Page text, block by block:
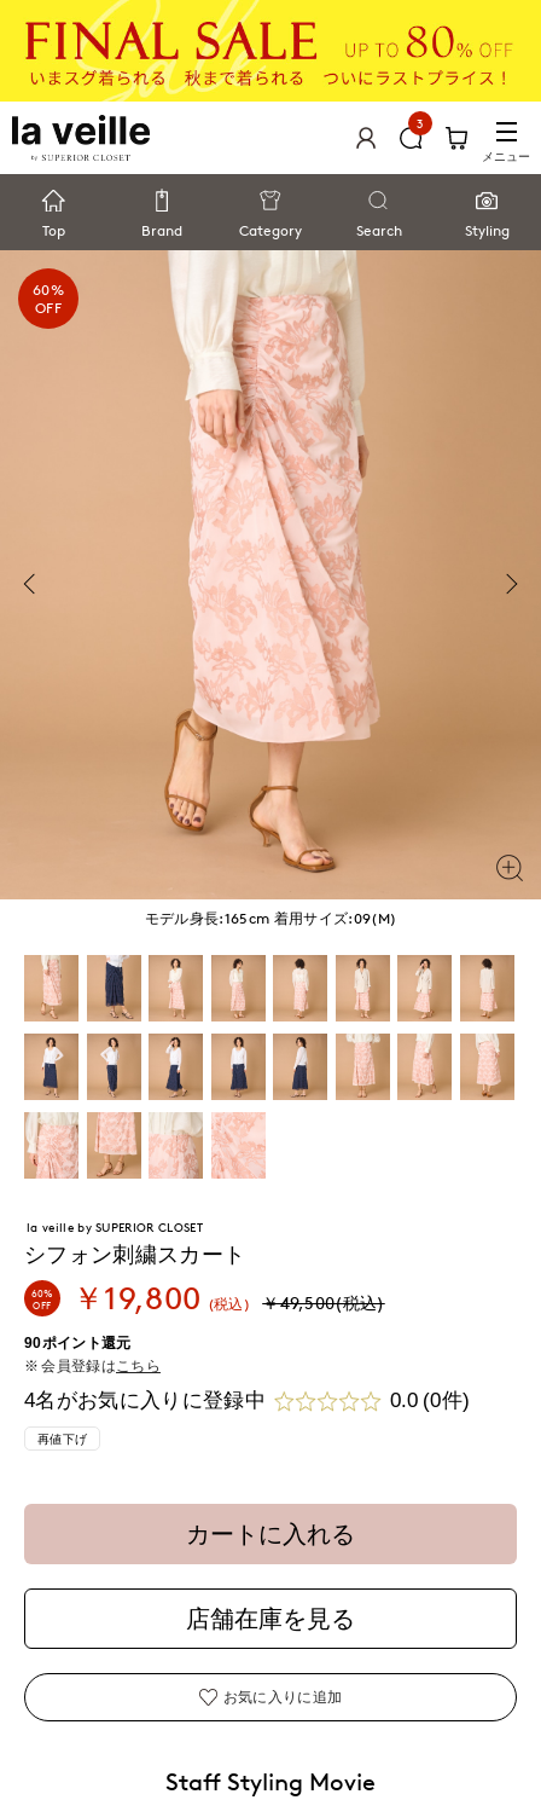
3
メニュー
Top Brand Category Search Styling
モデル身長:165cm 着用サイズ:09(M)
60%
OFF
la veille by SUPERIOR CLOSET
シフォン刺繍スカート
60%
OFF
￥19,800 (税込) ￥49,500(税込)
90ポイント還元
会員登録は こちら
4名がお気に入りに登録中 0.0 (0件)
再値下げ
カートに入れる
店舗在庫を見る
お気に入りに追加
Staff Styling Movie